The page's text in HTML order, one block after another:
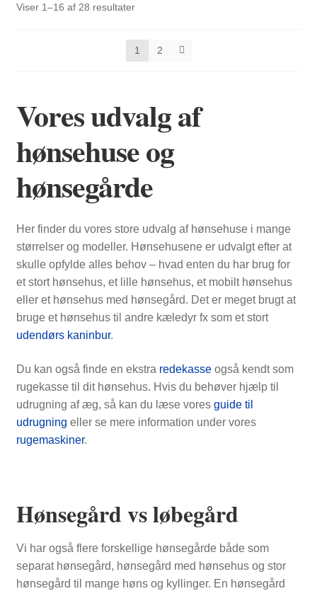
Viser 1–16 af 28 resultater
1 2
Vores udvalg af
hønsehuse og
hønsegårde
Her finder du vores store udvalg af hønsehuse i mange
størrelser og modeller. Hønsehusene er udvalgt efter at
skulle opfylde alles behov – hvad enten du har brug for
et stort hønsehus, et lille hønsehus, et mobilt hønsehus
eller et hønsehus med hønsegård. Det er meget brugt at
bruge et hønsehus til andre kæledyr fx som et stort
udendørs kaninbur.
Du kan også finde en ekstra redekasseogså kendt som
rugekasse til dit hønsehus. Hvis du behøver hjælp til
udrugning af æg, så kan du læse vores guide til
udrugning eller se mere information under vores
rugemaskiner.
Hønsegård vs løbegård
Vi har også flere forskellige hønsegårde både som
separat hønsegård, hønsegård med hønsehus og stor
hønsegård til mange høns og kyllinger. En hønsegård